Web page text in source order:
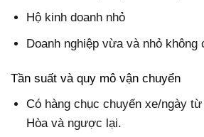
Hộ kinh doanh nhỏ
Doanh nghiệp vừa và nhỏ không
Tần suất và quy mô vận chuyển
Có hàng chục chuyến xe/ngày
Hòa và ngược lại.